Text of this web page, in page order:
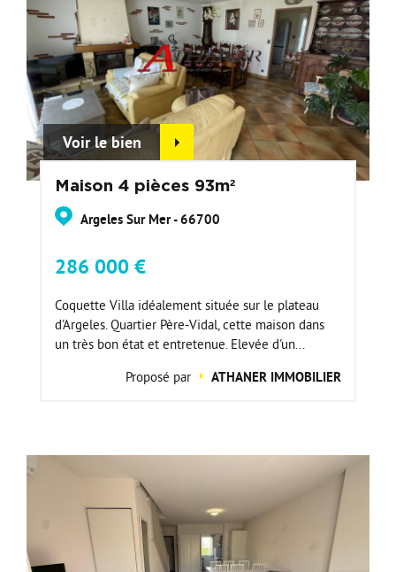
Voir le bien
Maison 4 pièces 93m²
Argeles Sur Mer - 66700
286 000 €
Coquette Villa idéalement située sur le plateau
d'Argeles. Quartier Père-Vidal, cette maison dans
un très bon état et entretenue. Elevée d'un...
Proposé par
ATHANER IMMOBILIER